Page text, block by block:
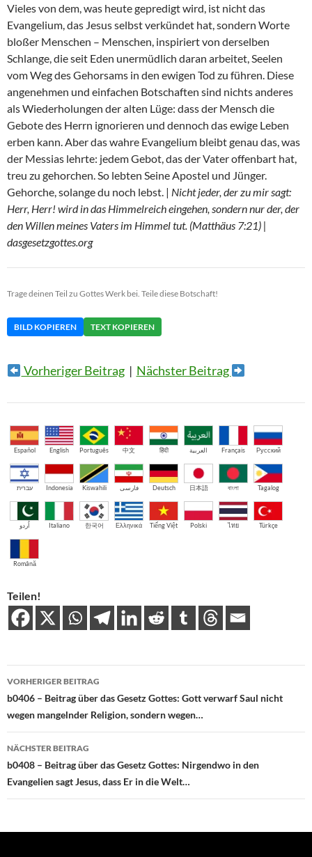
Vieles von dem, was heute gepredigt wird, ist nicht das
Evangelium, das Jesus selbst verkündet hat, sondern Worte
bloßer Menschen – Menschen, inspiriert von derselben
Schlange, die seit Eden unermüdlich daran arbeitet, Seelen
vom Weg des Gehorsams in den ewigen Tod zu führen. Diese
angenehmen und einfachen Botschaften sind nichts anderes
als Wiederholungen der alten Lüge: dass der Mensch die
Gebote des Herrn ignorieren und dennoch das ewige Leben
erben kann. Aber das wahre Evangelium bleibt genau das, was
der Messias lehrte: jedem Gebot, das der Vater offenbart hat,
treu zu gehorchen. So lebten Seine Apostel und Jünger.
Gehorche, solange du noch lebst. | Nicht jeder, der zu mir sagt:
Herr, Herr! wird in das Himmelreich eingehen, sondern nur der, der
den Willen meines Vaters im Himmel tut. (Matthäus 7:21) |
dasgesetzgottes.org
Trage deinen Teil zu Gottes Werk bei. Teile diese Botschaft!
BILD KOPIEREN TEXT KOPIEREN
Vorheriger Beitrag| Nächster Beitrag
Español English Português 中文 हिंदी العربية Français Русский
עברית Indonesia Kiswahili فارسی Deutsch 日本語 বাংলা Tagalog
اُردو Italiano 한국어 Ελληνικά Tiếng Việt Polski ไทย Türkçe
Română
Teilen!
Beitragsnavigation
VORHERIGER BEITRAG
b0406 – Beitrag über das Gesetz Gottes: Gott verwarf Saul nicht
wegen mangelnder Religion, sondern wegen…
NÄCHSTER BEITRAG
b0408 – Beitrag über das Gesetz Gottes: Nirgendwo in den
Evangelien sagt Jesus, dass Er in die Welt…